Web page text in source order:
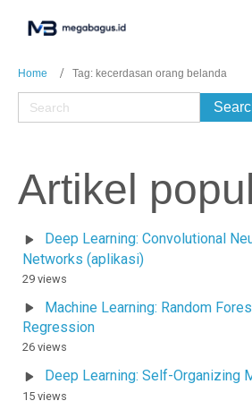
Home Tag: kecerdasan orang belanda
Artikel
Deep Learning: Convolutional
Networks (aplikasi)
29 views
Machine Learning: Random
Regression
26 views
Deep Learning: Self-Organizing
15 views